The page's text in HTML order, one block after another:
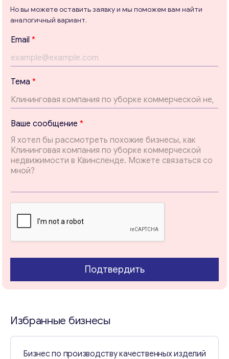
Отправьте нам запрос, и мы свяжемся с вами в
ближайшее время.
Email
Ваши комментарии
Свяжитесь со мной
Но вы можете оставить заявку и мы поможем вам найти
аналогичный вариант.
Email *
Тема *
E
m
a
i
l
с
о
б
и
о
б
н
и
Ваше сообщение *
Подтвердить
Избранные бизнесы
Бизнес по производству качественных изделий